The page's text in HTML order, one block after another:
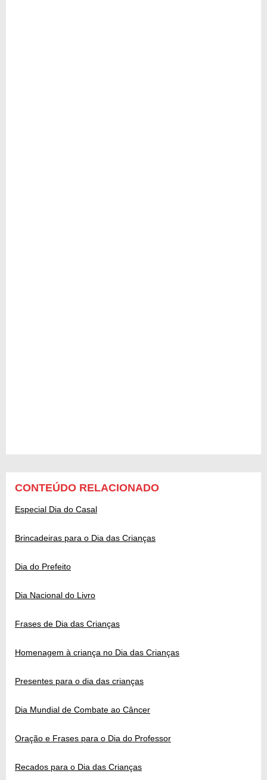
CONTEÚDO RELACIONADO
Especial Dia do Casal
Brincadeiras para o Dia das Crianças
Dia do Prefeito
Dia Nacional do Livro
Frases de Dia das Crianças
Homenagem à criança no Dia das Crianças
Presentes para o dia das crianças
Dia Mundial de Combate ao Câncer
Oração e Frases para o Dia do Professor
Recados para o Dia das Crianças